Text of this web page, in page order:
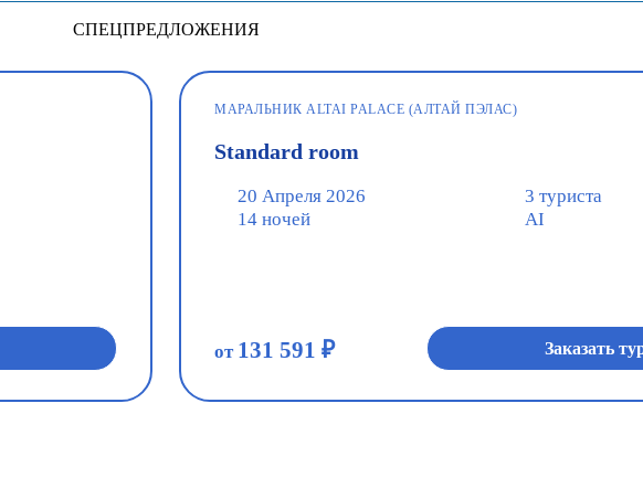
СПЕЦПРЕДЛОЖЕНИЯ
МАРАЛЬНИК ALTAI PALACE (АЛТАЙ ПЭЛАС)
Standard room
20 Апреля 2026
14 ночей
3 туриста
AI
от 131 591 ₽ Заказать